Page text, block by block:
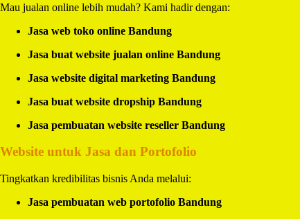
Mau jualan online lebih mudah? Kami hadir dengan:
Jasa web toko online Bandung
Jasa buat website jualan online Bandung
Jasa website digital marketing Bandung
Jasa buat website dropship Bandung
Jasa pembuatan website reseller Bandung
Website untuk Jasa dan Portofolio
Tingkatkan kredibilitas bisnis Anda melalui:
Jasa pembuatan web portofolio Bandung